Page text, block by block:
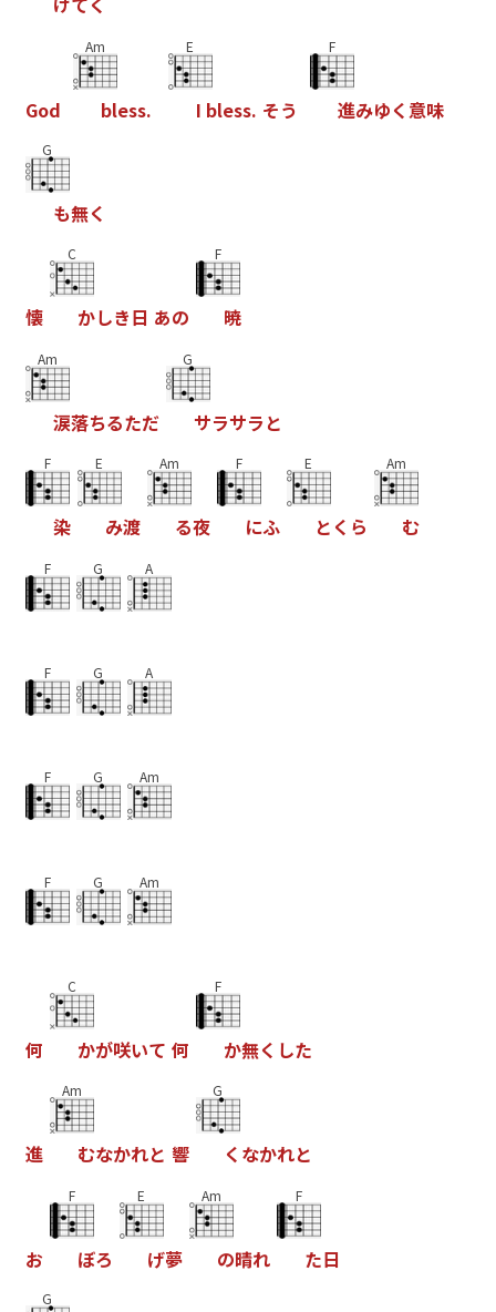
God
Am
bless.
E
I bless. そう
F
進みゆく 意味
G
も無く
懐
C
かしき日 あの
F
暁
Am
涙落ちるただ
G
サラサラ と
F
染
E
み渡
Am
る夜
F
にふ
E
と く ら
Am
む
F G A
F G A
F G Am
F G Am
何
C
かが咲いて 何
F
か無く した
進
Am
むなかれと 響
G
く なかれと
お
F
ぼろ
E
げ夢
Am
の晴れ
F
た日
G